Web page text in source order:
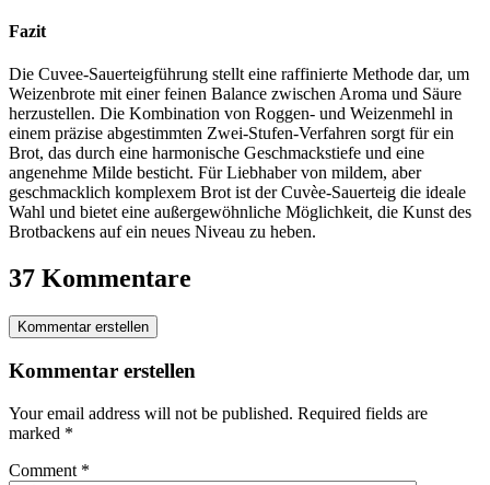
Fazit
Die Cuvee-Sauerteigführung stellt eine raffinierte Methode dar, um
Weizenbrote mit einer feinen Balance zwischen Aroma und Säure
herzustellen. Die Kombination von Roggen- und Weizenmehl in
einem präzise abgestimmten Zwei-Stufen-Verfahren sorgt für ein
Brot, das durch eine harmonische Geschmackstiefe und eine
angenehme Milde besticht. Für Liebhaber von mildem, aber
geschmacklich komplexem Brot ist der Cuvèe-Sauerteig die ideale
Wahl und bietet eine außergewöhnliche Möglichkeit, die Kunst des
Brotbackens auf ein neues Niveau zu heben.
37 Kommentare
Kommentar erstellen
Kommentar erstellen
Your email address will not be published. Required fields are
marked *
Comment *